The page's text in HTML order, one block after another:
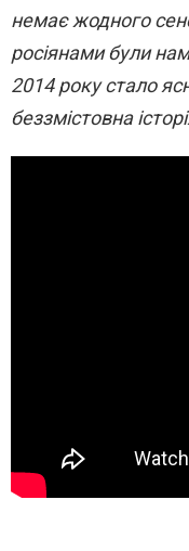
немає жодного
росіянами були
2014 року стало
беззмістовна